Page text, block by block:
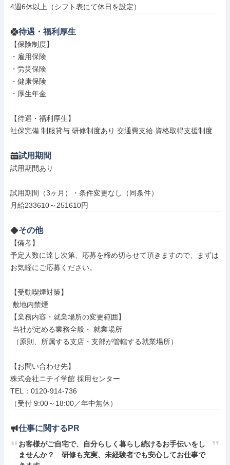
4週6休以上（シフト表にて休日を設定）
待遇・福利厚生
【保険制度】
・雇用保険
・労災保険
・健康保険
・厚生年金
【待遇・福利厚生】
社保完備 制服貸与 研修制度あり 交通費支給 資格取得支援制度
試用期間
試用期間あり
試用期間（3ヶ月）・条件変更なし（同条件）
月給233610～251610円
その他
【備考】
予定人数に達し次第、応募を締め切らせて頂きますので、まずは
お気軽にご応募ください。
【受動喫煙対策】
【業務内容・就業場所の変更範囲】
【お問い合わせ先】
株式会社ニチイ学館 採用センター
TEL：0120-914-736
（受付 9:00～18:00／年中無休）
仕事に関するPR
お客様がご自宅で、自分らしく暮らし続けるお手伝いをし
ませんか？　研修も充実、未経験者でも安心してお仕事で